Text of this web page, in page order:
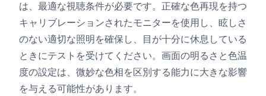
は、最適な視聴条件が必要です。正確な色再現を持つ
キャリブレーションされたモニターを使用し、眩しさ
のない適切な照明を確保し、目が十分に休息している
ときにテストを受けてください。画面の明るさと色温
度の設定は、微妙な色相を区別する能力に大きな影響
を与える可能性があります。